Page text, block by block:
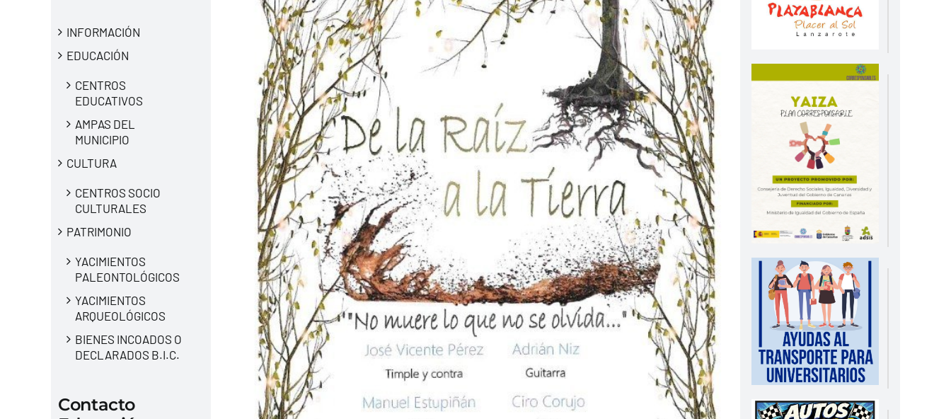
INFORMACIÓN
EDUCACIÓN
CENTROS
EDUCATIVOS
AMPAS DEL
MUNICIPIO
CULTURA
CENTROS SOCIO
CULTURALES
PATRIMONIO
YACIMIENTOS
PALEONTOLÓGICOS
YACIMIENTOS
ARQUEOLÓGICOS
BIENES INCOADOS O
DECLARADOS B.I.C.
Contacto